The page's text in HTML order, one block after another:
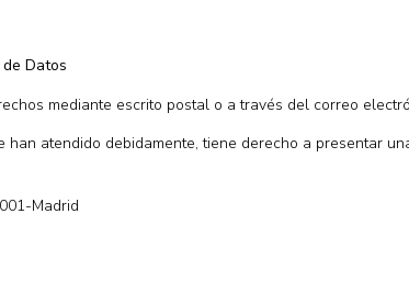
Datos
mediante escrito postal o a través del correo
han atendido debidamente, tiene derecho a presentar
Madrid